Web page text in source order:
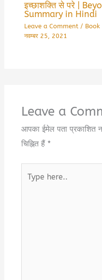
इच्छाशक्ति से परे |
Summary in Hindi
Leave a Comment / Book
नवम्बर 25, 2021
Leave a
आपका ईमेल पता प्रकाशित
चिह्नित हैं *
here..